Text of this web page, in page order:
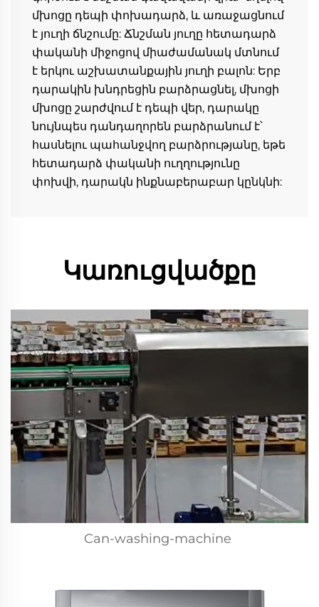
մխոցը դեպի փոխադարձ, և առաջացնում
է յուղի ճնշումը: Ճնշման յուղը հետադարձ
փականի միջոցով միաժամանակ մտնում
է երկու աշխատանքային յուղի բալոն: Երբ
դարակին խնդրեցին բարձրացնել, մխոցի
մխոցը շարժվում է դեպի վեր, դարակը
նույնպես դանդաղորեն բարձրանում է՝
հասնելու պահանջվող բարձրությանը, եթե
հետադարձ փականի ուղղությունը
փոխվի, դարակն ինքնաբերաբար կընկնի:
Կառուցվածքը
Can-washing-machine